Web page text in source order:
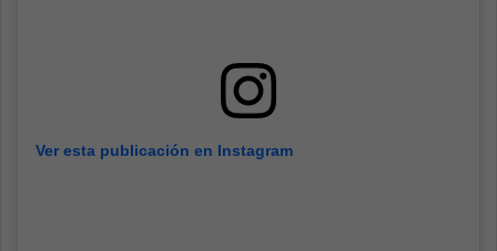
Ver esta publicación en Instagram